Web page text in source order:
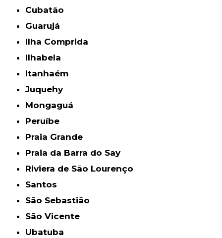
Cubatão
Guarujá
Ilha Comprida
Ilhabela
Itanhaém
Juquehy
Mongaguá
Peruíbe
Praia Grande
Praia da Barra do Say
Riviera de São Lourenço
Santos
São Sebastião
São Vicente
Ubatuba